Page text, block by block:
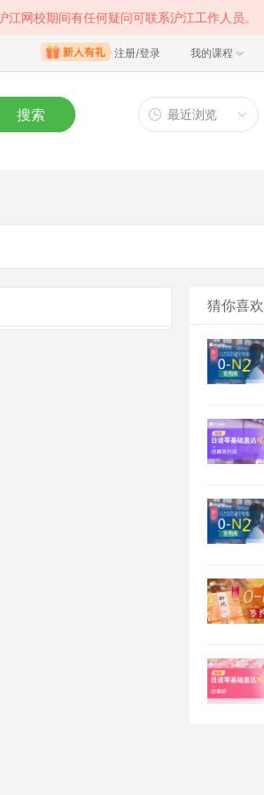
网校期间有任何疑问可联系沪江工作人员。
注册/登录 我的课程
搜索 最近浏览
猜你喜欢